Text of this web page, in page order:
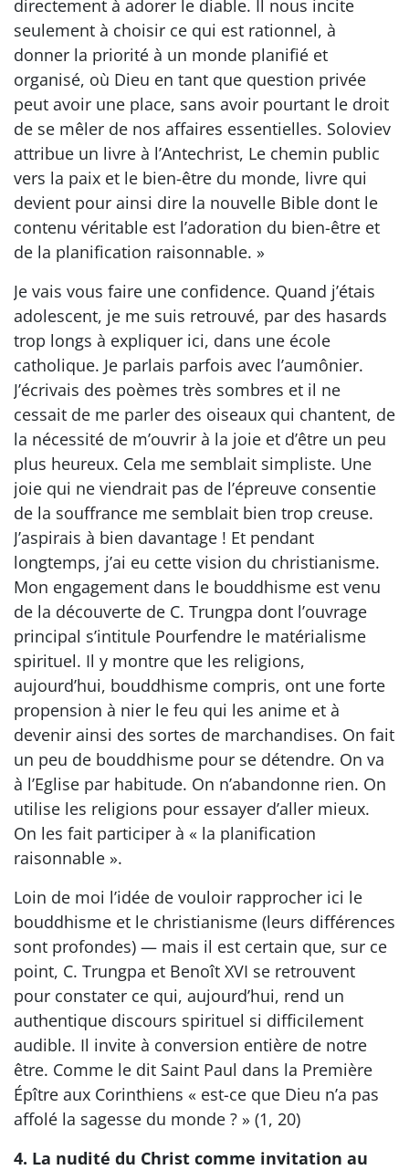
directement à adorer le diable. Il nous incite
seulement à choisir ce qui est rationnel, à
donner la priorité à un monde planifié et
organisé, où Dieu en tant que question privée
peut avoir une place, sans avoir pourtant le droit
de se mêler de nos affaires essentielles. Soloviev
attribue un livre à l’Antechrist, Le chemin public
vers la paix et le bien-être du monde, livre qui
devient pour ainsi dire la nouvelle Bible dont le
contenu véritable est l’adoration du bien-être et
de la planification raisonnable. »
Je vais vous faire une confidence. Quand j’étais
adolescent, je me suis retrouvé, par des hasards
trop longs à expliquer ici, dans une école
catholique. Je parlais parfois avec l’aumônier.
J’écrivais des poèmes très sombres et il ne
cessait de me parler des oiseaux qui chantent, de
la nécessité de m’ouvrir à la joie et d’être un peu
plus heureux. Cela me semblait simpliste. Une
joie qui ne viendrait pas de l’épreuve consentie
de la souffrance me semblait bien trop creuse.
J’aspirais à bien davantage ! Et pendant
longtemps, j’ai eu cette vision du christianisme.
Mon engagement dans le bouddhisme est venu
de la découverte de C. Trungpa dont l’ouvrage
principal s’intitule Pourfendre le matérialisme
spirituel. Il y montre que les religions,
aujourd’hui, bouddhisme compris, ont une forte
propension à nier le feu qui les anime et à
devenir ainsi des sortes de marchandises. On fait
un peu de bouddhisme pour se détendre. On va
à l’Eglise par habitude. On n’abandonne rien. On
utilise les religions pour essayer d’aller mieux.
On les fait participer à « la planification
raisonnable ».
Loin de moi l’idée de vouloir rapprocher ici le
bouddhisme et le christianisme (leurs différences
sont profondes) — mais il est certain que, sur ce
point, C. Trungpa et Benoît XVI se retrouvent
pour constater ce qui, aujourd’hui, rend un
authentique discours spirituel si difficilement
audible. Il invite à conversion entière de notre
être. Comme le dit Saint Paul dans la Première
Épître aux Corinthiens « est-ce que Dieu n’a pas
affolé la sagesse du monde ? » (1, 20)
4. La nudité du Christ comme invitation au